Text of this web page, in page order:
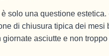
solo una questione estetica.
di chiusura tipica dei
asciutte e non